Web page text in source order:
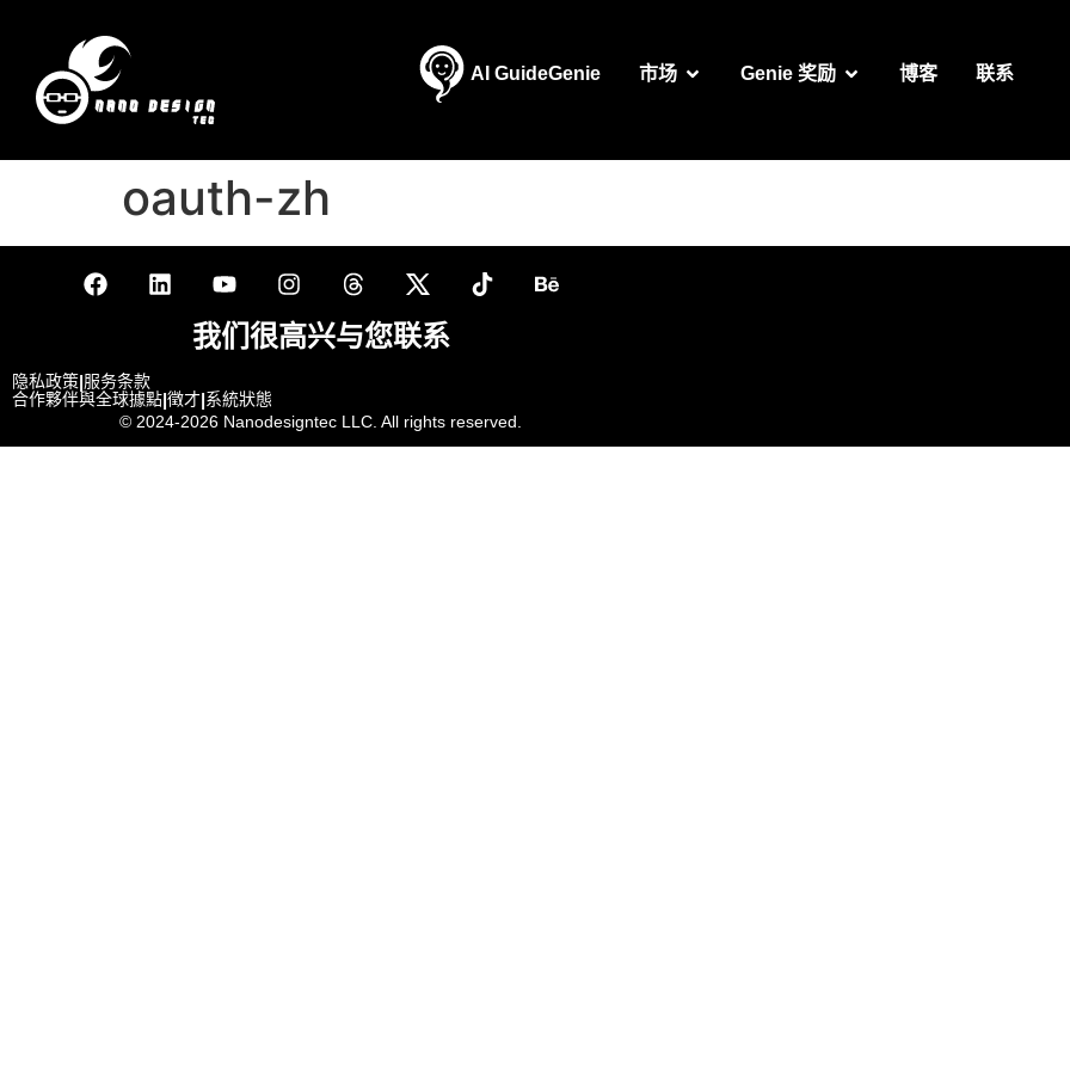
AI GuideGenie 市场 Genie 奖励 博客 联系
oauth-zh
我们很高兴与您联系
隐私政策|服务条款
合作夥伴與全球據點|徵才|系統狀態
© 2024-2026 Nanodesigntec LLC. All rights reserved.